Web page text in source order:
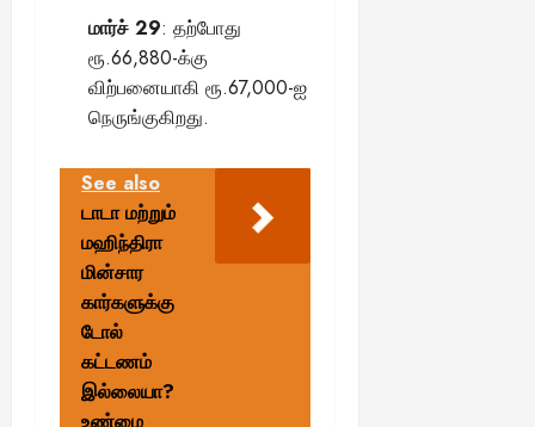
மார்ச் 29: தற்போது
ரூ.66,880-க்கு
விற்பனையாகி ரூ.67,000-ஐ
நெருங்குகிறது.
See also
டாடா மற்றும்
மஹிந்திரா
மின்சார
கார்களுக்கு
டோல்
கட்டணம்
இல்லையா?